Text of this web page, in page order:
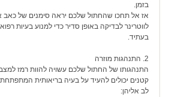
בזמן.
אז אל תחכו שהחתול שלכם יראה סימנים של כאב
לווטרינר לבדיקה באופן סדיר כדי למנוע בעיות
בעתיד.
2. התנהגות מוזרה
התנהגותו של החתול שלכם עשויה להוות רמז למצב
קטנים יכולים להעיד על בעיה בריאותית
לב אליהן: